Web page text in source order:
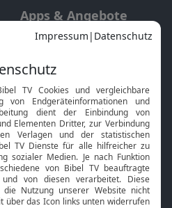
Apps & Angebote
Mobile App
Smart TV
HbbTV
Bibelthek Online-Bibel
Nächster Gottesdienst
Service